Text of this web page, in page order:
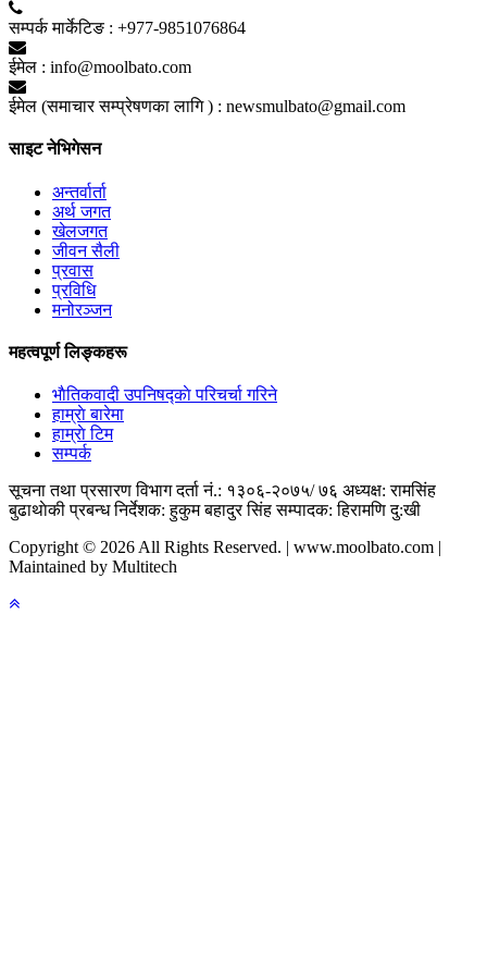
सम्पर्क मार्केटिङ : +977-9851076864
ईमेल : info@moolbato.com
ईमेल (समाचार सम्प्रेषणका लागि ) : newsmulbato@gmail.com
साइट नेभिगेसन
अन्तर्वार्ता
अर्थ जगत
खेलजगत
जीवन सैली
प्रवास
प्रविधि
मनोरञ्जन
महत्वपूर्ण लिङ्कहरू
भाैतिकवादी उपनिषद्काे परिचर्चा गरिने
हाम्राे बारेमा
हाम्राे टिम
सम्पर्क
सूचना तथा प्रसारण विभाग दर्ता नं.: १३०६-२०७५/ ७६ अध्यक्ष: रामसिंह
बुढाथाेकी प्रबन्ध निर्देशक: हुकुम बहादुर सिंह सम्पादक: हिरामणि दु:खी
Copyright © 2026 All Rights Reserved. | www.moolbato.com |
Maintained by Multitech